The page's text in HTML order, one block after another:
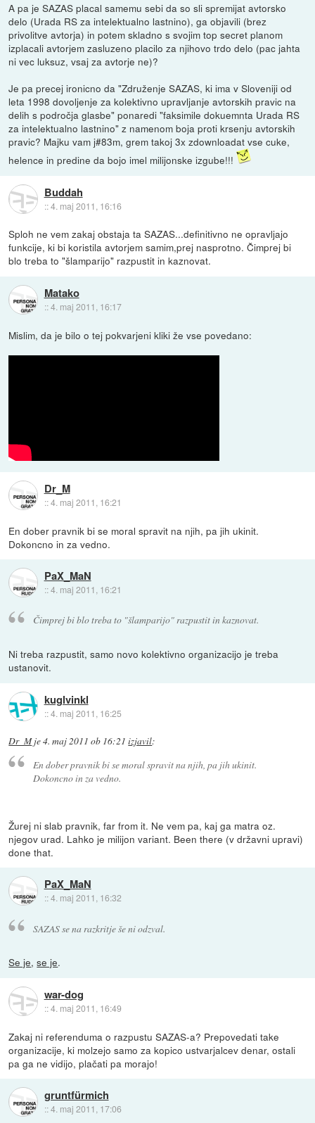
A pa je SAZAS placal samemu sebi da so sli spremijat avtorsko
delo (Urada RS za intelektualno lastnino), ga objavili (brez
privolitve avtorja) in potem skladno s svojim top secret planom
izplacali avtorjem zasluzeno placilo za njihovo trdo delo (pac jahta
ni vec luksuz, vsaj za avtorje ne)?
Je pa precej ironicno da "Združenje SAZAS, ki ima v Sloveniji od
leta 1998 dovoljenje za kolektivno upravljanje avtorskih pravic na
delih s področja glasbe" ponaredi "faksimile dokuemnta Urada RS
za intelektualno lastnino" z namenom boja proti krsenju avtorskih
pravic? Majku vam j#83m, grem takoj 3x zdownloadat vse cuke,
helence in predine da bojo imel milijonske izgube!!!
Buddah
::4. maj 2011, 16:16
Sploh ne vem zakaj obstaja ta SAZAS...definitivno ne opravljajo
funkcije, ki bi koristila avtorjem samim,prej nasprotno. Čimprej bi
blo treba to "šlamparijo" razpustit in kaznovat.
Matako
::4. maj 2011, 16:17
Mislim, da je bilo o tej pokvarjeni kliki že vse povedano:
Dr_M
::4. maj 2011, 16:21
En dober pravnik bi se moral spravit na njih, pa jih ukinit.
Dokoncno in za vedno.
PaX_MaN
::4. maj 2011, 16:21
Čimprej bi blo treba to "šlamparijo" razpustit in kaznovat.
Ni treba razpustit, samo novo kolektivno organizacijo je treba
ustanovit.
kuglvinkl
::4. maj 2011, 16:25
Dr_Mje4. maj 2011 ob 16:21 izjavil:
En dober pravnik bi se moral spravit na njih, pa jih ukinit.
Dokoncno in za vedno.
Žurej ni slab pravnik, far from it. Ne vem pa, kaj ga matra oz.
njegov urad. Lahko je milijon variant. Been there (v državni upravi)
done that.
PaX_MaN
::4. maj 2011, 16:32
SAZAS se na razkritje še ni odzval.
Se je,se je.
war-dog
::4. maj 2011, 16:49
Zakaj ni referenduma o razpustu SAZAS-a? Prepovedati take
organizacije, ki molzejo samo za kopico ustvarjalcev denar, ostali
pa ga ne vidijo, plačati pa morajo!
gruntfürmich
::4. maj 2011, 17:06